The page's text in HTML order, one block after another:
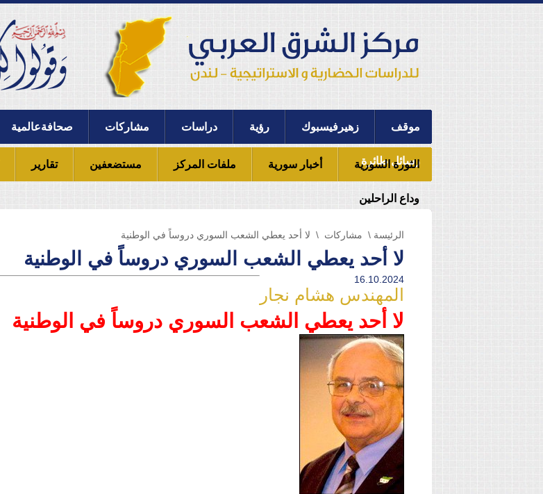
موقف زهيرفيسبوك رؤية دراسات مشاركات صحافةعالمية
رسائل طائرة
الثورة السورية أخبار سورية ملفات المركز مستضعفين تقارير
وداع الراحلين
الرئيسة \ مشاركات \ لا أحد يعطي الشعب السوري دروساً في الوطنية
لا أحد يعطي الشعب السوري دروساً في الوطنية
16.10.2024
المهندس هشام نجار
لا أحد يعطي الشعب السوري دروساً في الوطنية